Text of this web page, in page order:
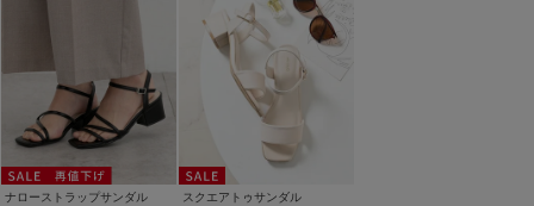
ナローストラップサンダル スクエアトゥサンダル